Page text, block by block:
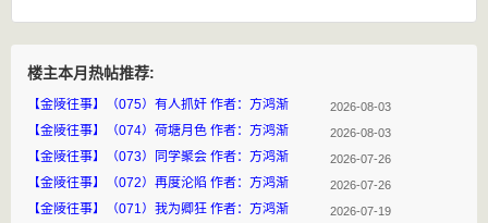
楼主本月热帖推荐:
【金陵往事】（075）有人抓奸 作者：方鸿渐 2026-08-03
【金陵往事】（074）荷塘月色 作者：方鸿渐 2026-08-03
【金陵往事】（073）同学聚会 作者：方鸿渐 2026-07-26
【金陵往事】（072）再度沦陷 作者：方鸿渐 2026-07-26
【金陵往事】（071）我为卿狂 作者：方鸿渐 2026-07-19